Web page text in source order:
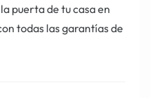
puerta de tu casa en
todas las garantías de